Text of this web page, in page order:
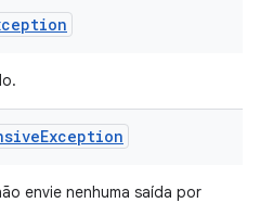
Exception
envie nenhuma saída por